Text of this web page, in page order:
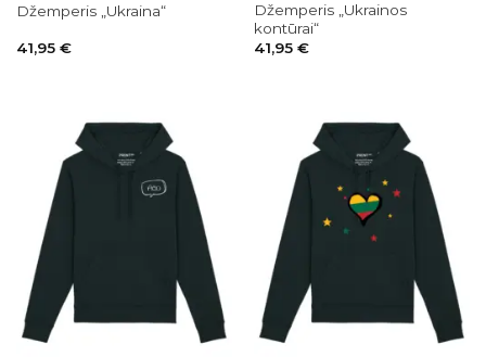
Džemperis „Ukraina“
41,95 €
Džemperis „Ukrainos
kontūrai“
41,95 €